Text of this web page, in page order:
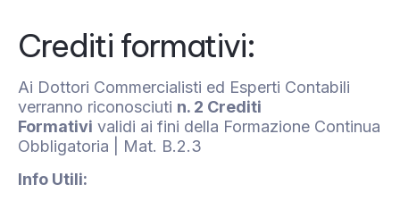
Crediti formativi:
Ai Dottori Commercialisti ed Esperti Contabili
verranno riconosciuti n. 2 Crediti
Formativi validi ai fini della Formazione Continua
Obbligatoria | Mat. B.2.3
‍Info Utili: